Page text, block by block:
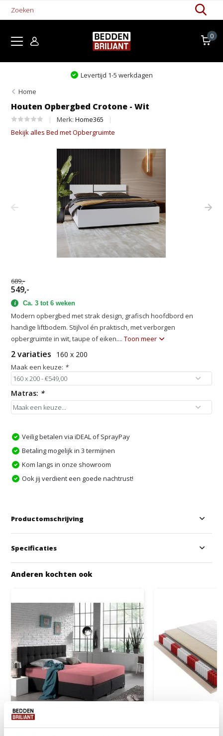
0
Levertijd 1-5 werkdagen
Home
Houten Opbergbed Crotone - Wit
Merk:Home365
Bekijk alles Bed met Opbergruimte
689,-
549,-
Ca. 3 tot 6 weken
Modern opbergbed met strak design, grafisch hoofdbord en
handige liftbodem. Stijlvol én praktisch, met verborgen
opbergruimte in wit, taupe of eiken....Toon meer
2 variaties 160 x 200
Maak een keuze: *
Matras: *
Veilig betalen via iDEAL of SprayPay
Betaling mogelijk in 3 termijnen
Kom langs in onze showroom
Ook jij verdient een goede nachtrust!
Productomschrijving
Specificaties
Anderen kochten ook